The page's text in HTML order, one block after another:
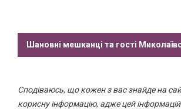
Шановні мешканці та гості
Сподіваюсь, що кожен з вас знайде на
корисну інформацію, адже цей